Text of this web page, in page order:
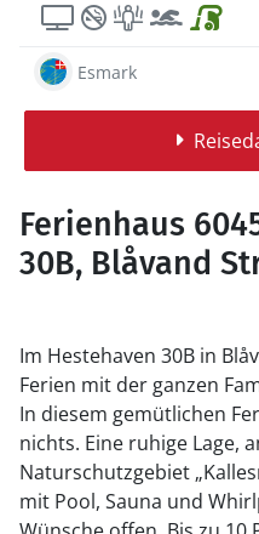
Esmark
Ferienhaus
30B, Blåvand
Im Hestehaven 30B in
Ferien mit der ganzen
In diesem gemütlichen
nichts. Eine ruhige Lage,
Naturschutzgebiet
mit Pool, Sauna und